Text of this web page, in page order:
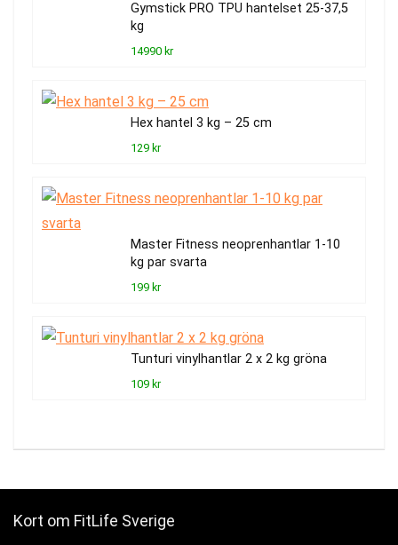
Gymstick PRO TPU hantelset 25-37,5
kg
14990 kr
Hex hantel 3 kg – 25 cm
129 kr
Master Fitness neoprenhantlar 1-10
kg par svarta
199 kr
Tunturi vinylhantlar 2 x 2 kg gröna
109 kr
Kort om FitLife Sverige